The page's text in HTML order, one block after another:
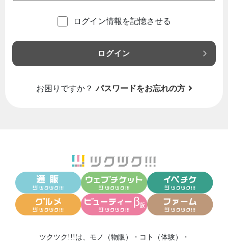
ログイン情報を記憶させる
ログイン
お困りですか？ パスワードをお忘れの方
ツクツク!!!は、 モノ（物販） ・ コト（体験）
・